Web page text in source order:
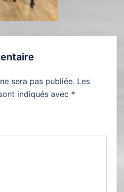
sera pas publiée. Les
indiqués avec *